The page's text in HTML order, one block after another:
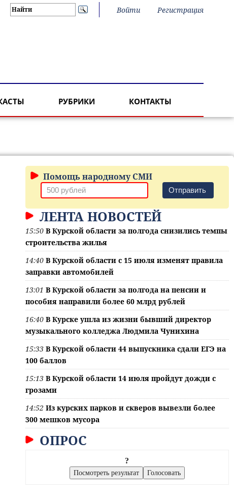
Войти Регистрация
РУБРИКИ КОНТАКТЫ
Помощь народному СМИ
Отправить
ЛЕНТА НОВОСТЕЙ
15:50 В Курской области за полгода снизились темпы
строительства жилья
14:40 В Курской области с 15 июля изменят правила
заправки автомобилей
13:01 В Курской области за полгода на пенсии и
пособия направили более 60 млрд рублей
16:40 В Курске ушла из жизни бывший директор
музыкального колледжа Людмила Чунихина
15:33 В Курской области 44 выпускника сдали ЕГЭ на
100 баллов
15:13 В Курской области 14 июля пройдут дожди с
грозами
14:52 Из курских парков и скверов вывезли более
300 мешков мусора
ОПРОС
?